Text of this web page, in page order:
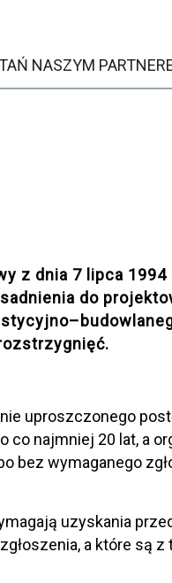
NASZYM
z dnia 7 lipca 1994
do
uproszczonego
co najmniej 20 lat, a
bez wymaganego
uzyskania
a które są